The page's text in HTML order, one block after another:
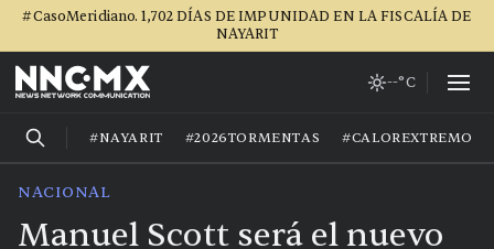
#CasoMeridiano. 1,702 DÍAS DE IMPUNIDAD EN LA FISCALÍA DE
NAYARIT
--°C
#NAYARIT #2026TORMENTAS #CALOREXTREMO
NACIONAL
Manuel Scott será el nuevo